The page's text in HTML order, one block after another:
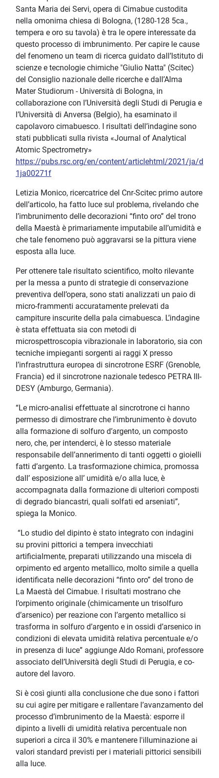
Santa Maria dei Servi, opera di Cimabue custodita
nella omonima chiesa di Bologna, (1280-128 5ca.,
tempera e oro su tavola) è tra le opere interessate da
questo processo di imbrunimento. Per capire le cause
del fenomeno un team di ricerca guidato dall’Istituto di
scienze e tecnologie chimiche "Giulio Natta" (Scitec)
del Consiglio nazionale delle ricerche e dall’Alma
Mater Studiorum - Università di Bologna, in
collaborazione con l’Università degli Studi di Perugia e
l’Università di Anversa (Belgio), ha esaminato il
capolavoro cimabuesco. I risultati dell’indagine sono
stati pubblicati sulla rivista «Journal of Analytical
Atomic Spectrometry»
https://pubs.rsc.org/en/content/articlehtml/2021/ja/d
1ja00271f
Letizia Monico, ricercatrice del Cnr-Scitec primo autore
dell’articolo, ha fatto luce sul problema, rivelando che
l’imbrunimento delle decorazioni “finto oro” del trono
della Maestà è primariamente imputabile all’umidità e
che tale fenomeno può aggravarsi se la pittura viene
esposta alla luce.
Per ottenere tale risultato scientifico, molto rilevante
per la messa a punto di strategie di conservazione
preventiva dell’opera, sono stati analizzati un paio di
micro-frammenti accuratamente prelevati da
campiture inscurite della pala cimabuesca. L’indagine
è stata effettuata sia con metodi di
microspettroscopia vibrazionale in laboratorio, sia con
tecniche impieganti sorgenti ai raggi X presso
l’infrastruttura europea di sincrotrone ESRF (Grenoble,
Francia) ed il sincrotrone nazionale tedesco PETRA III-
DESY (Amburgo, Germania).
“Le micro-analisi effettuate al sincrotrone ci hanno
permesso di dimostrare che l’imbrunimento è dovuto
alla formazione di solfuro d’argento, un composto
nero, che, per intenderci, è lo stesso materiale
responsabile dell’annerimento di tanti oggetti o gioielli
fatti d’argento. La trasformazione chimica, promossa
dall’ esposizione all’ umidità e/o alla luce, è
accompagnata dalla formazione di ulteriori composti
di degrado biancastri, quali solfati ed arseniati”,
spiega la Monico.
“Lo studio del dipinto è stato integrato con indagini
su provini pittorici a tempera invecchiati
artificialmente, preparati utilizzando una miscela di
orpimento ed argento metallico, molto simile a quella
identificata nelle decorazioni “finto oro” del trono de
La Maestà del Cimabue. I risultati mostrano che
l’orpimento originale (chimicamente un trisolfuro
d’arsenico) per reazione con l’argento metallico si
trasforma in solfuro d’argento e in ossidi d’arsenico in
condizioni di elevata umidità relativa percentuale e/o
in presenza di luce” aggiunge Aldo Romani, professore
associato dell’Università degli Studi di Perugia, e co-
autore del lavoro.
Si è così giunti alla conclusione che due sono i fattori
su cui agire per mitigare e rallentare l’avanzamento del
processo d’imbrunimento de la Maestà: esporre il
dipinto a livelli di umidità relativa percentuale non
superiori a circa il 30% e mantenere l'illuminazione ai
valori standard previsti per i materiali pittorici sensibili
alla luce.